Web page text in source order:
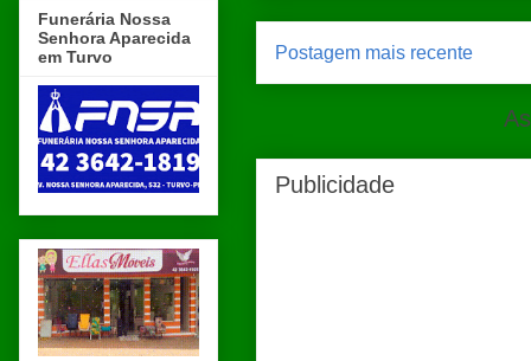
Postagem mais recente
Publicidade
Funerária Nossa
Senhora Aparecida
em Turvo